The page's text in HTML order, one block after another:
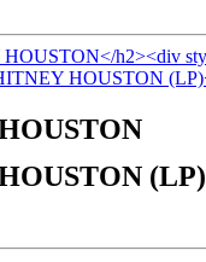
(LP)